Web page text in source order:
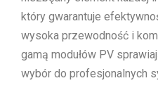
który gwarantuje
wysoka przewodność i
gamą modułów PV
wybór do profesjonalnych